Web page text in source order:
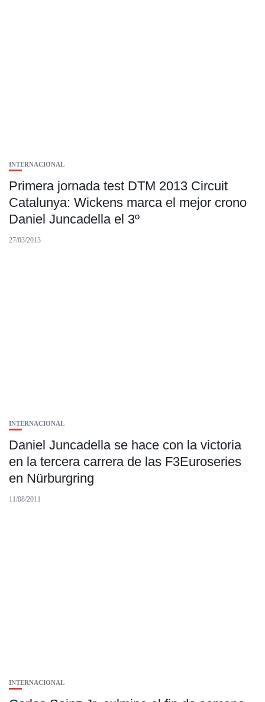
INTERNACIONAL
Primera jornada test DTM 2013 Circuit
Catalunya: Wickens marca el mejor crono
Daniel Juncadella el 3º
27/03/2013
INTERNACIONAL
Daniel Juncadella se hace con la victoria
en la tercera carrera de las F3Euroseries
en Nürburgring
11/08/2011
INTERNACIONAL